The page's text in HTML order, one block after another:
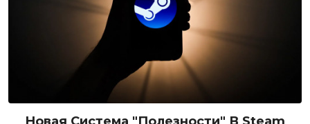
Новая Система "Полезности" В Steam